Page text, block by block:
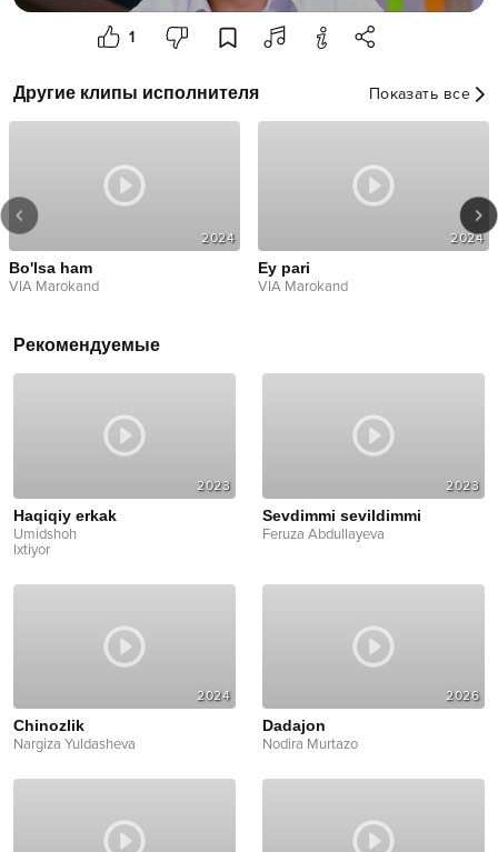
1
Другие клипы исполнителя Показать все
2024
Bo'lsa ham
VIA Marokand
2024
Ey pari
VIA Marokand
Рекомендуемые
2023
Haqiqiy erkak
Umidshoh
Ixtiyor
2023
Sevdimmi sevildimmi
Feruza Abdullayeva
2024
Chinozlik
Nargiza Yuldasheva
2026
Dadajon
Nodira Murtazo